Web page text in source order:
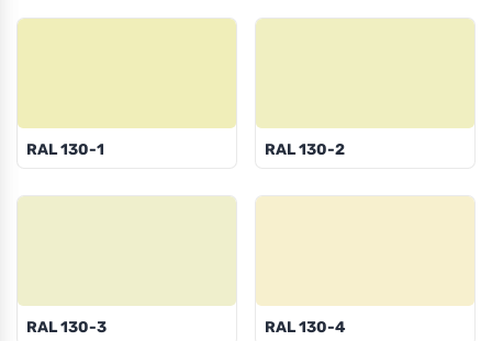
RAL 130-1 RAL 130-2
RAL 130-3 RAL 130-4